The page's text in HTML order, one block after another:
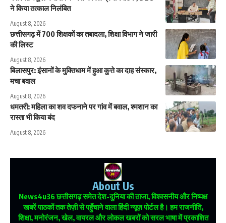
ने किया तत्काल निलंबित
August 8, 2026
छत्तीसगढ़ में 700 शिक्षकों का तबादला, शिक्षा विभाग ने जारी
की लिस्ट
August 8, 2026
बिलासपुर: इंसानों के मुक्तिधाम में हुआ कुत्ते का दाह संस्कार,
मचा बवाल
August 8, 2026
धमतरी: महिला का शव दफनाने पर गांव में बवाल, श्मशान का
रास्ता भी किया बंद
August 8, 2026
About Us
News4u36छत्तीसगढ़ समेत देश-दुनिया की ताजा, विश्वसनीय और निष्पक्ष
खबरें पाठकों तक तेज़ी से पहुँचाने वाला हिंदी न्यूज़ पोर्टल है। हम राजनीति,
शिक्षा, मनोरंजन, खेल, वायरल और लोकल खबरों को सरल भाषा में प्रकाशित